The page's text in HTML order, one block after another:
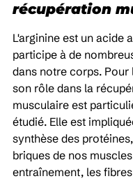
récupération
L'arginine est un acide
participe à de
dans notre corps. Pour
son rôle dans la
musculaire est
étudié. Elle est
synthèse des
briques de nos
entraînement, les